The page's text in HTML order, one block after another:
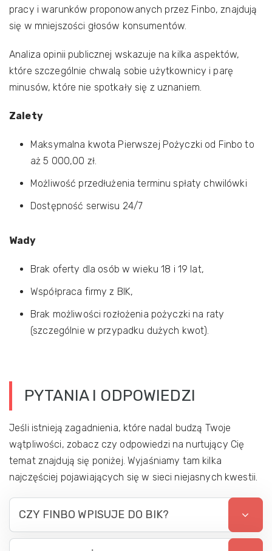
pracy i warunków proponowanych przez Finbo, znajdują
się w mniejszości głosów konsumentów.
Analiza opinii publicznej wskazuje na kilka aspektów,
które szczególnie chwalą sobie użytkownicy i parę
minusów, które nie spotkały się z uznaniem.
Zalety
Maksymalna kwota Pierwszej Pożyczki od Finbo to
aż 5 000,00 zł.
Możliwość przedłużenia terminu spłaty chwilówki
Dostępność serwisu 24/7
Wady
Brak oferty dla osób w wieku 18 i 19 lat,
Współpraca firmy z BIK,
Brak możliwości rozłożenia pożyczki na raty
(szczególnie w przypadku dużych kwot).
PYTANIA I ODPOWIEDZI
Jeśli istnieją zagadnienia, które nadal budzą Twoje
wątpliwości, zobacz czy odpowiedzi na nurtujący Cię
temat znajdują się poniżej. Wyjaśniamy tam kilka
najczęściej pojawiających się w sieci niejasnych kwestii.
CZY FINBO WPISUJE DO BIK?